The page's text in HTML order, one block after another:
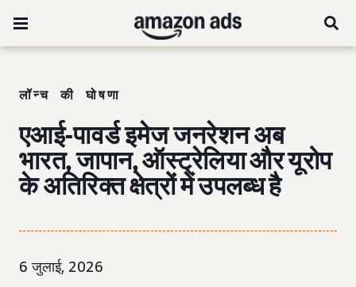
लॉन्च की घोषणा
एआई-पावर्ड इमेज जनरेशन अब
भारत, जापान, ऑस्ट्रेलिया और यूरोप
के अतिरिक्त क्षेत्रों में उपलब्ध है
6 जुलाई, 2026